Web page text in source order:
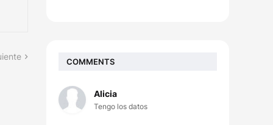
COMMENTS
Alicia
Tengo los datos